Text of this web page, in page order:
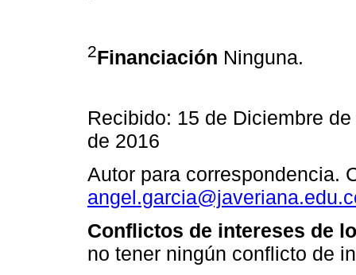
2Financiación Ninguna.
Recibido: 15 de Diciembre
de 2016
Autor para correspondencia.
Conflictos de intereses de
no tener ningún conflicto de